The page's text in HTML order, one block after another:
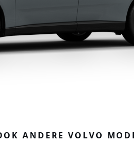
ANDERE VOLVO